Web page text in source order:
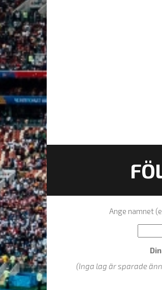
Ange namnet
(Inga lag är sparade